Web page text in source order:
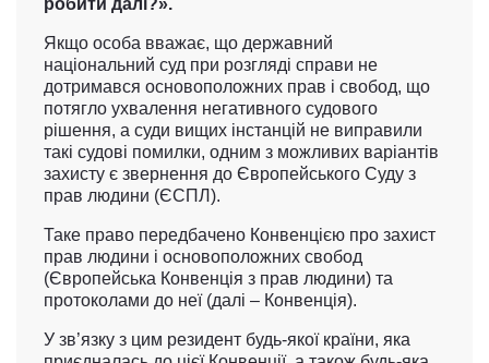
робити далі?».
Якщо особа вважає, що державний
національний суд при розгляді справи не
дотримався основоположних прав і свобод, що
потягло ухвалення негативного судового
рішення, а суди вищих інстанцій не виправили
такі судові помилки, одним з можливих варіантів
захисту є звернення до Європейського Суду з
прав людини (ЄСПЛ).
Таке право передбачено Конвенцією про захист
прав людини і основоположних свобод
(Європейська Конвенція з прав людини) та
протоколами до неї (далі – Конвенція).
У зв’язку з цим резидент будь-якої країни, яка